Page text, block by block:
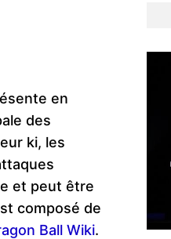
en
des
ki, les
et peut être
composé de
Ball Wiki.